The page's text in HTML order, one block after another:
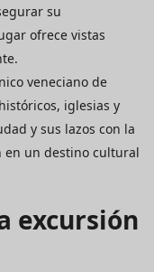
su
ofrece vistas
veneciano de
iglesias y
y sus lazos con la
en un destino cultural
excursión